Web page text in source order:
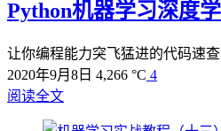
Python机器学习深度
让你编程能力突飞猛进的代码速查
2020年9月8日 4,266 °C 4
阅读全文